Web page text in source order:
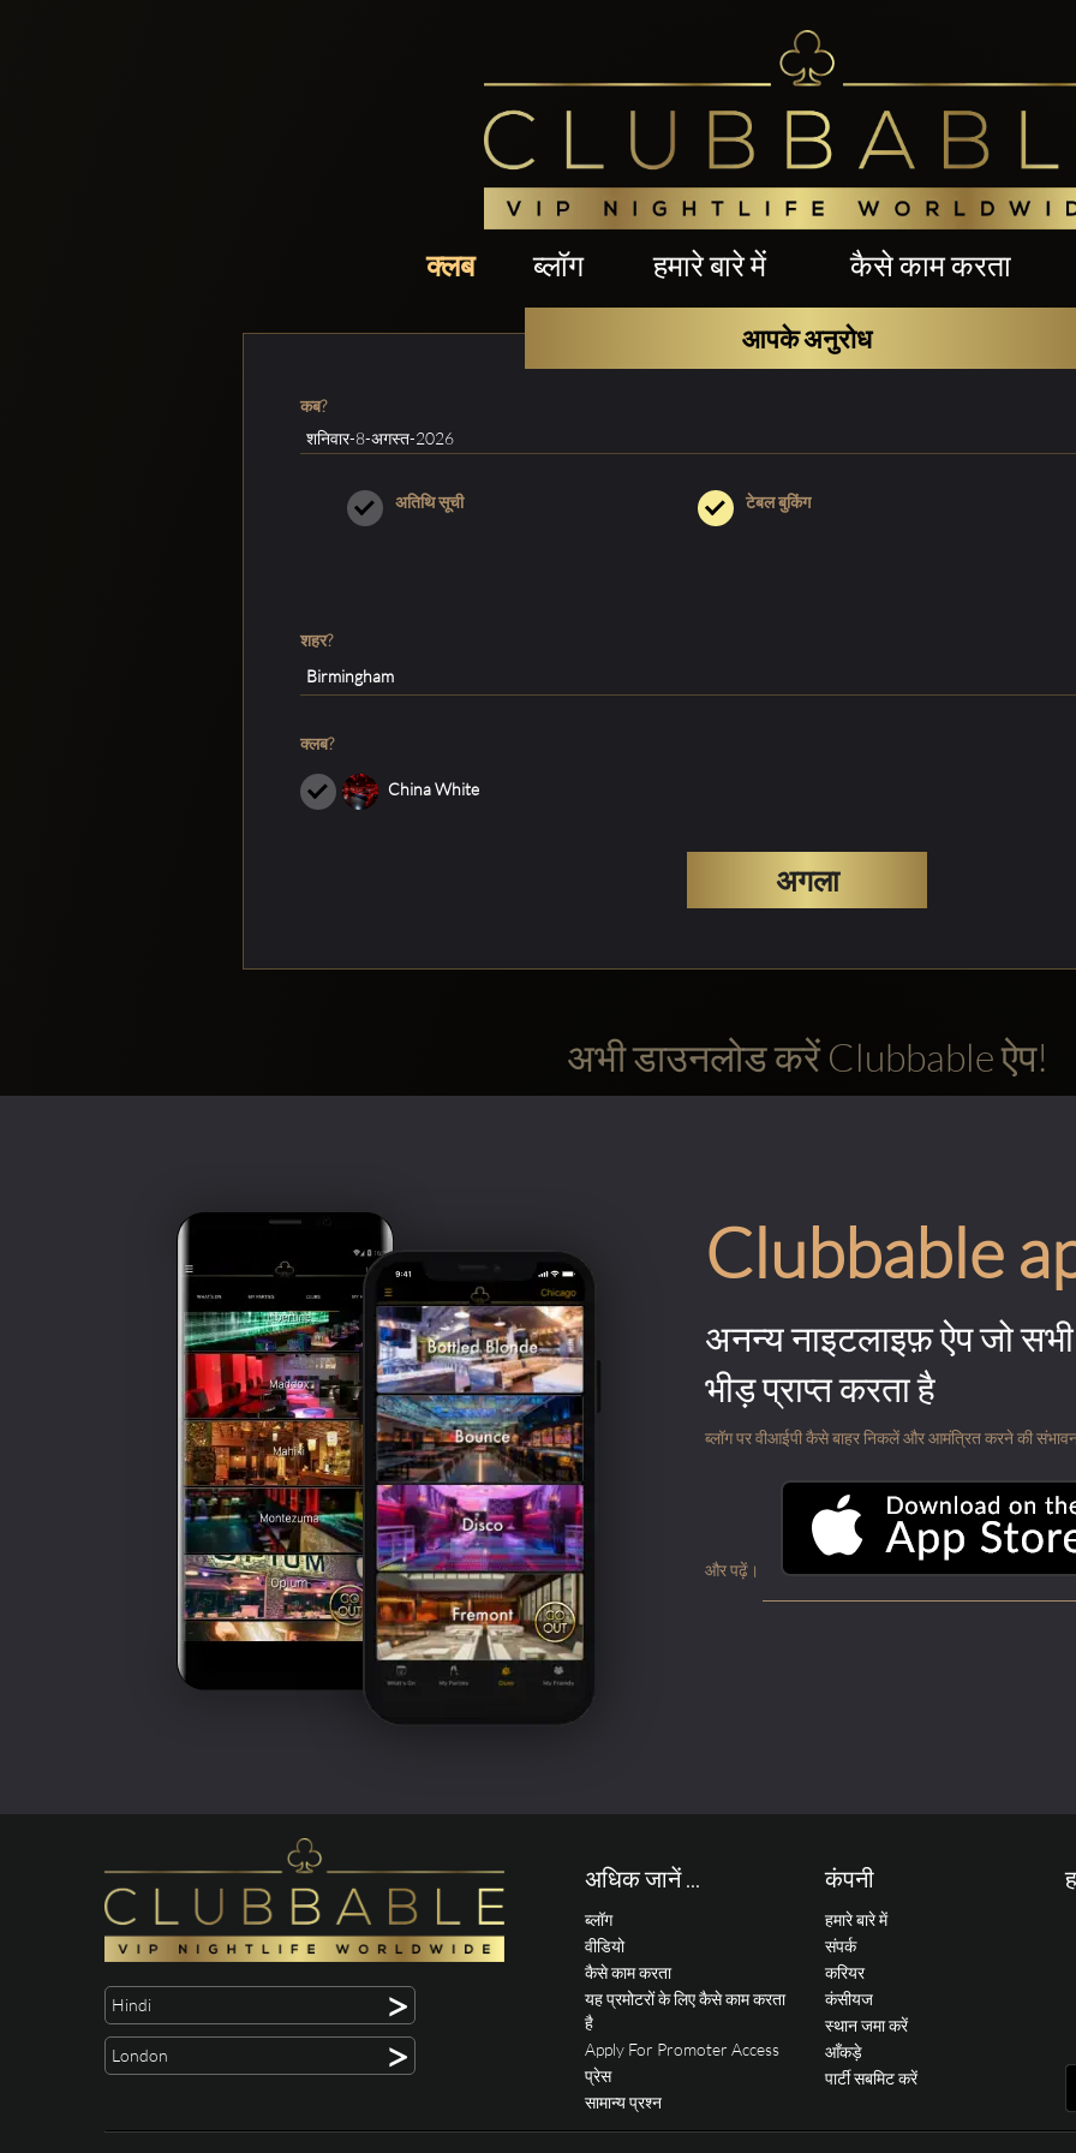
क्लब ब्लॉग हमारे बारे में कैसे काम करता
आपके अनुरोध
कब?
अतिथि सूची टेबल बुकिंग
शहर?
Birmingham
क्लब?
China White
अगला
अभी डाउनलोड करें Clubbable ऐप!
Clubbable
अनन्य नाइटलाइफ़ ऐप जो
भीड़ प्राप्त करता है
ब्लॉग पर वीआईपी कैसे बाहर निकलें और आमंत्रित करने की
और पढ़ें।
Hindi >
London >
अधिक जानें ...
ब्लॉग
वीडियो
कैसे काम करता
यह प्रमोटरों के लिए कैसे काम करता
है
Apply For Promoter Access
प्रेस
सामान्य प्रश्न
कंपनी
हमारे बारे में
संपर्क
करियर
कंसीयज
स्थान जमा करें
आँकड़े
पार्टी सबमिट करें